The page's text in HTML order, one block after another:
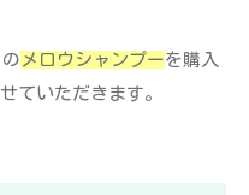
の メロウシャンプーを購入
ていただきます。